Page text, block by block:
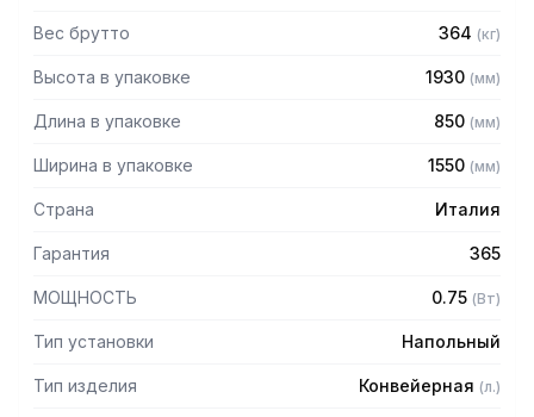
легкое движение с микрометрической точностью
открепления Quick Release
– Встроенная станция нарезки позволяет максимально
использовать рабочую поверхность
Вес брутто 364 (кг)
Высота в упаковке 1930 (мм)
Длина в упаковке 850 (мм)
Ширина в упаковке 1550 (мм)
Страна Италия
Гарантия 365
МОЩНОСТЬ 0.75 (Вт)
Тип установки Напольный
Тип изделия Конвейерная (л.)